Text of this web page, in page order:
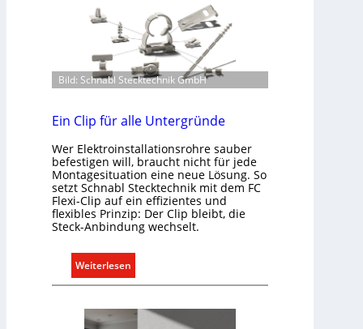
Bild: Schnabl Stecktechnik GmbH
Ein Clip für alle Untergründe
Wer Elektroinstallationsrohre sauber
befestigen will, braucht nicht für jede
Montagesituation eine neue Lösung. So
setzt Schnabl Stecktechnik mit dem FC
Flexi-Clip auf ein effizientes und
flexibles Prinzip: Der Clip bleibt, die
Steck-Anbindung wechselt.
Weiterlesen
E
n